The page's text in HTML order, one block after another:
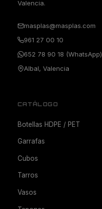
Valencia.
masplas@masplas.com
961 27 00 10
652 78 90 18 (WhatsApp)
Albal, Valencia
CATÁLOGO
Botellas HDPE / PET
Garrafas
Cubos
Tarros
Vasos